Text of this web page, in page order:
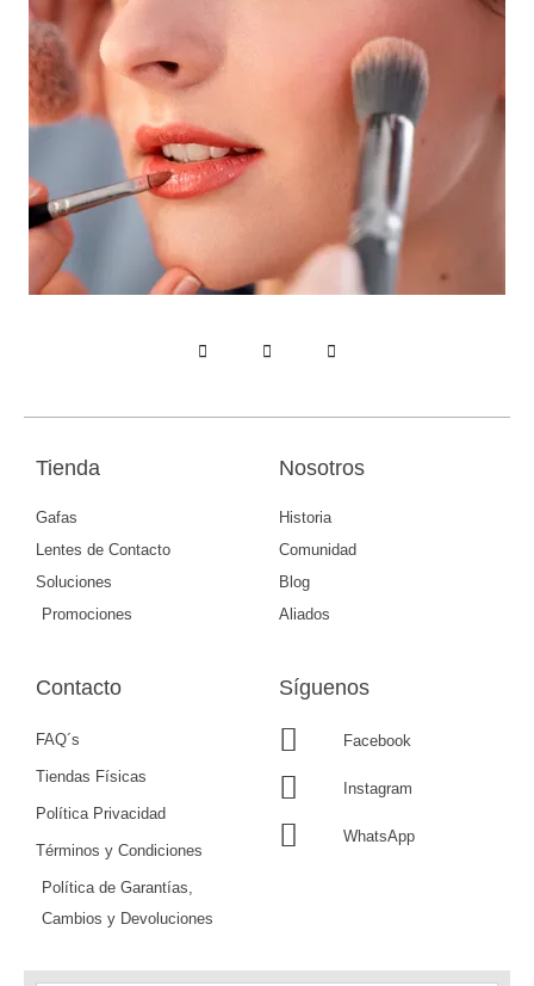
Tienda
Gafas
Lentes de Contacto
Soluciones
Promociones
Nosotros
Historia
Comunidad
Blog
Aliados
Contacto
FAQ´s
Tiendas Físicas
Política Privacidad
Términos y Condiciones
Política de Garantías,
Cambios y Devoluciones
Síguenos
Facebook
Instagram
WhatsApp